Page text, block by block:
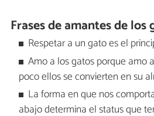
Frases de amantes de los
Respetar a un gato es el
Amo a los gatos porque amo
poco ellos se convierten en su
La forma en que nos
abajo determina el status que